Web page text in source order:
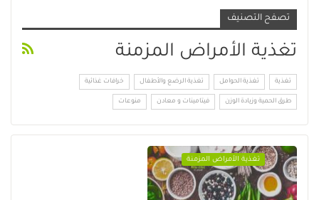
تصفح التصنيف
تغذية الأمراض المزمنة
تغذية تغذية الحوامل تغذية الرضع والأطفال خرافات غذائية
طرق الحمية وزيادة الوزن فيتامينات و معادن منوعات
تغذية الأمراض المزمنة